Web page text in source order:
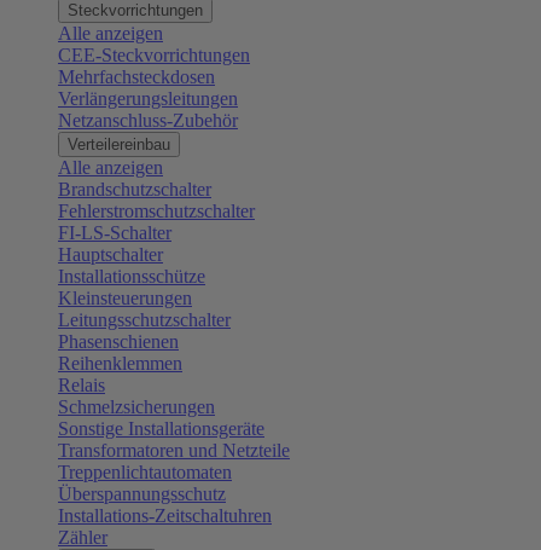
Steckvorrichtungen
Alle anzeigen
CEE-Steckvorrichtungen
Mehrfachsteckdosen
Verlängerungsleitungen
Netzanschluss-Zubehör
Verteilereinbau
Alle anzeigen
Brandschutzschalter
Fehlerstromschutzschalter
FI-LS-Schalter
Hauptschalter
Installationsschütze
Kleinsteuerungen
Leitungsschutzschalter
Phasenschienen
Reihenklemmen
Relais
Schmelzsicherungen
Sonstige Installationsgeräte
Transformatoren und Netzteile
Treppenlichtautomaten
Überspannungsschutz
Installations-Zeitschaltuhren
Zähler